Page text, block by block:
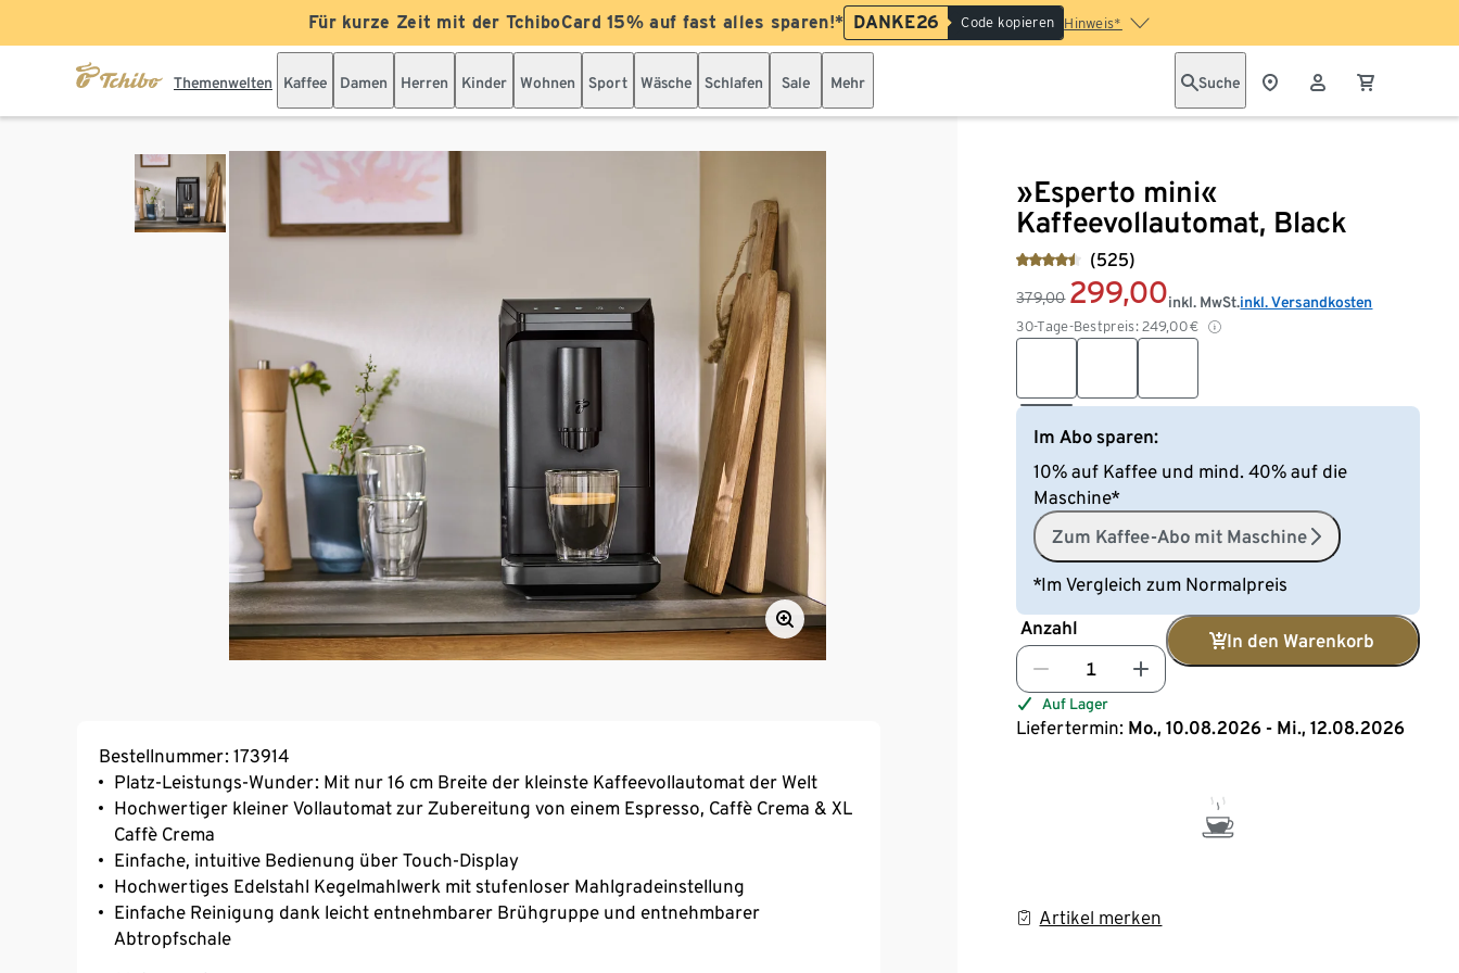
Für kurze Zeit mit der TchiboCard 15% auf fast alles sparen!* DANKE26 Code kopieren Hinweis*
Themenwelten Kaffee Damen Herren Kinder Wohnen Sport Wäsche Schlafen Sale Mehr Suche
»Esperto mini«
Kaffeevollautomat, Black
(525)
379,00 299,00
30-Tage-Bestpreis: 249,00€
inkl. MwSt.inkl. Versandkosten
Im Abo sparen:
10% auf Kaffee und mind. 40% auf die
Maschine*
Zum Kaffee-Abo mit Maschine
*Im Vergleich zum Normalpreis
Anzahl
In den Warenkorb
Auf Lager
Liefertermin: Mo., 10.08.2026 - Mi., 12.08.2026
Artikel merken
Bestellnummer: 173914
Platz-Leistungs-Wunder: Mit nur 16 cm Breite der kleinste Kaffeevollautomat der Welt
Hochwertiger kleiner Vollautomat zur Zubereitung von einem Espresso, Caffè Crema & XL
Caffè Crema
Einfache, intuitive Bedienung über Touch-Display
Hochwertiges Edelstahl Kegelmahlwerk mit stufenloser Mahlgradeinstellung​
Einfache Reinigung dank leicht entnehmbarer Brühgruppe und entnehmbarer
Abtropfschale
Automatisches Entkalkungsprogramm